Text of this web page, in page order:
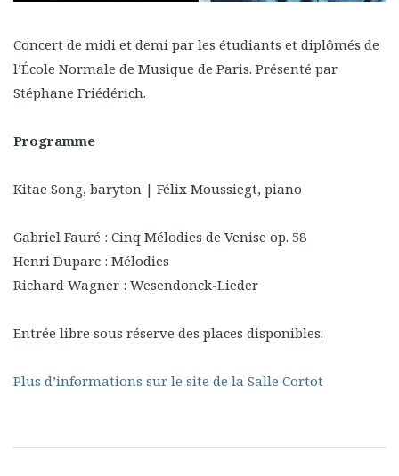
Concert de midi et demi par les étudiants et diplômés de
l’École Normale de Musique de Paris. Présenté par
Stéphane Friédérich.
Programme
Kitae Song, baryton | Félix Moussiegt, piano
Gabriel Fauré : Cinq Mélodies de Venise op. 58
Henri Duparc : Mélodies
Richard Wagner : Wesendonck-Lieder
Entrée libre sous réserve des places disponibles.
Plus d’informations sur le site de la Salle Cortot